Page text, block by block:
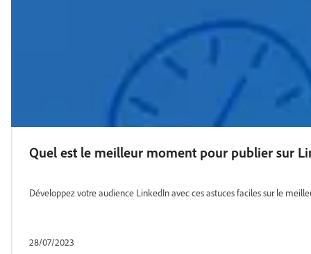
Quel est le meilleur moment pour publier sur
Développez votre audience LinkedIn avec ces astuces faciles sur le
28/07/2023